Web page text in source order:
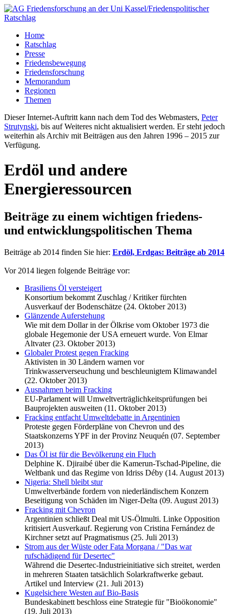
Home
Ratschlag
Presse
Friedensbewegung
Friedensforschung
Memorandum
Regionen
Themen
Dieser Internet-Auftritt kann nach dem Tod des Webmasters, Peter
Strutynski, bis auf Weiteres nicht aktualisiert werden. Er steht jedoch
weiterhin als Archiv mit Beiträgen aus den Jahren 1996 – 2015 zur
Verfügung.
Erdöl und andere
Energieressourcen
Beiträge zu einem wichtigen friedens-
und entwicklungspolitischen Thema
Beiträge ab 2014 finden Sie hier: Erdöl, Erdgas: Beiträge ab 2014
Vor 2014 liegen folgende Beiträge vor:
Brasiliens Öl versteigert
Konsortium bekommt Zuschlag / Kritiker fürchten
Ausverkauf der Bodenschätze (24. Oktober 2013)
Glänzende Auferstehung
Wie mit dem Dollar in der Ölkrise vom Oktober 1973 die
globale Hegemonie der USA erneuert wurde. Von Elmar
Altvater (23. Oktober 2013)
Globaler Protest gegen Fracking
Aktivisten in 30 Ländern warnen vor
Trinkwasserverseuchung und beschleunigtem Klimawandel
(22. Oktober 2013)
Ausnahmen beim Fracking
EU-Parlament will Umweltverträglichkeitsprüfungen bei
Bauprojekten ausweiten (11. Oktober 2013)
Fracking entfacht Umweltdebatte in Argentinien
Proteste gegen Förderpläne von Chevron und des
Staatskonzerns YPF in der Provinz Neuquén (07. September
2013)
Das Öl ist für die Bevölkerung ein Fluch
Delphine K. Djiraibé über die Kamerun-Tschad-Pipeline, die
Weltbank und das Regime von Idriss Déby (14. August 2013)
Nigeria: Shell bleibt stur
Umweltverbände fordern von niederländischem Konzern
Beseitigung von Schäden im Niger-Delta (09. August 2013)
Fracking mit Chevron
Argentinien schließt Deal mit US-Ölmulti. Linke Opposition
kritisiert Ausverkauf. Regierung von Cristina Fernández de
Kirchner setzt auf Pragmatismus (25. Juli 2013)
Strom aus der Wüste oder Fata Morgana / "Das war
rufschädigend für Desertec"
Während die Desertec-Industrieinitiative sich streitet, werden
in mehreren Staaten tatsächlich Solarkraftwerke gebaut.
Artikel und Interview (21. Juli 2013)
Kugelsichere Westen auf Bio-Basis
Bundeskabinett beschloss eine Strategie für "Bioökonomie"
(19. Juli 2013)